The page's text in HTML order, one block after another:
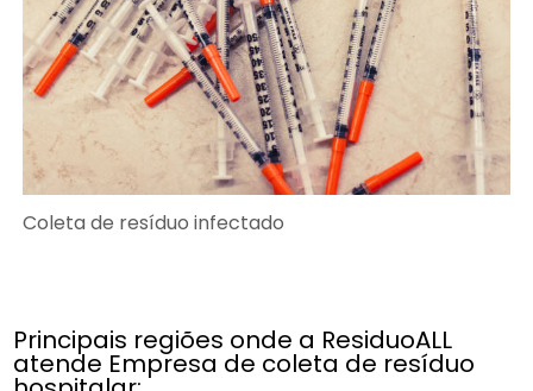
Coleta de resíduo infectado
Principais regiões onde a ResiduoALL
atende Empresa de coleta de resíduo